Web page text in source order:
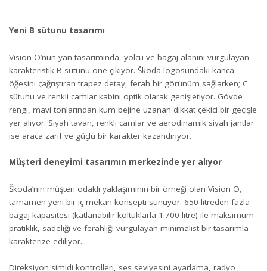
Yeni B sütunu tasarımı
Vision O’nun yan tasarımında, yolcu ve bagaj alanını vurgulayan
karakteristik B sütunu öne çıkıyor. Škoda logosundaki kanca
öğesini çağrıştıran trapez detay, ferah bir görünüm sağlarken; C
sütunu ve renkli camlar kabini optik olarak genişletiyor. Gövde
rengi, mavi tonlarından kum bejine uzanan dikkat çekici bir geçişle
yer alıyor. Siyah tavan, renkli camlar ve aerodinamik siyah jantlar
ise araca zarif ve güçlü bir karakter kazandırıyor.
Müşteri deneyimi tasarımın merkezinde yer alıyor
Škoda’nın müşteri odaklı yaklaşımının bir örneği olan Vision O,
tamamen yeni bir iç mekan konsepti sunuyor. 650 litreden fazla
bagaj kapasitesi (katlanabilir koltuklarla 1.700 litre) ile maksimum
pratiklik, sadeliği ve ferahlığı vurgulayan minimalist bir tasarımla
karakterize ediliyor.
Direksiyon simidi kontrolleri, ses seviyesini ayarlama, radyo